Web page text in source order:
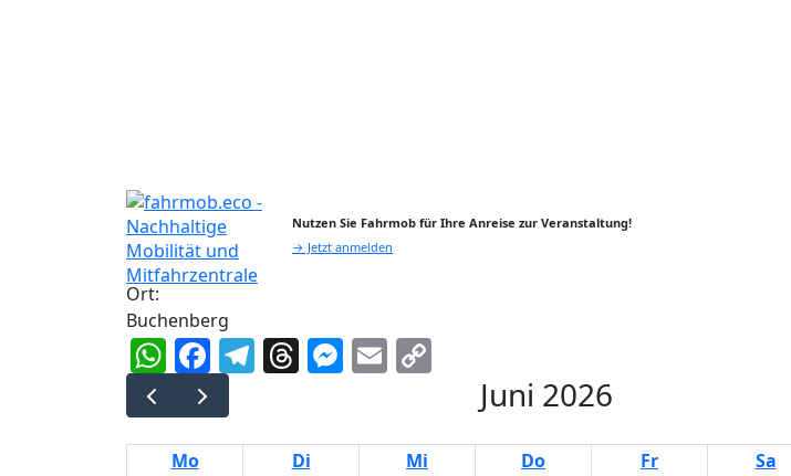
Nutzen Sie Fahrmob für Ihre Anreise zur Veranstaltung!
→ Jetzt anmelden
Ort:
Buchenberg
WhatsApp
Facebook
Telegram
Threads
Messenger
Email
LinkJuni 2026
Mo Di Mi Do Fr Sa